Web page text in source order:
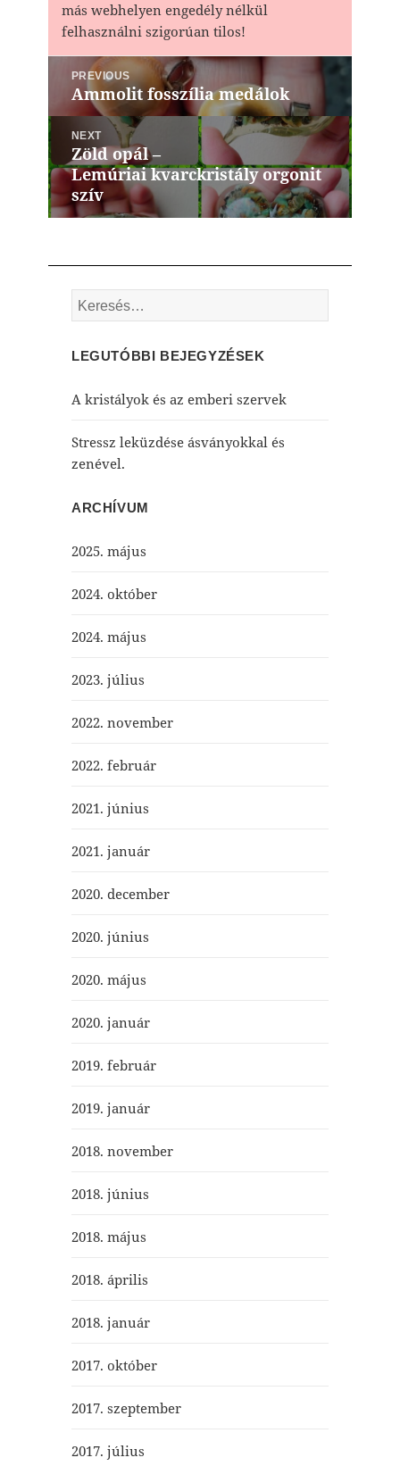
más webhelyen engedély nélkül
felhasználni szigorúan tilos!
Bejegyzés
navigáció
PREVIOUS
Previous
post:
Ammolit fosszília medálok
NEXT
Next
post:
Zöld opál –
Lemúriai kvarckristály orgonit
szív
Keresés:
LEGUTÓBBI BEJEGYZÉSEK
A kristályok és az emberi szervek
Stressz leküzdése ásványokkal és
zenével.
ARCHÍVUM
2025. május
2024. október
2024. május
2023. július
2022. november
2022. február
2021. június
2021. január
2020. december
2020. június
2020. május
2020. január
2019. február
2019. január
2018. november
2018. június
2018. május
2018. április
2018. január
2017. október
2017. szeptember
2017. július